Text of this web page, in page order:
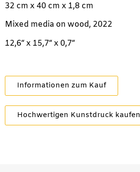
32 cm x 40 cm x 1,8 cm
Mixed media on wood, 2022
12,6“ x 15,7“ x 0,7“
Informationen zum Kauf
Hochwertigen Kunstdruck kaufen